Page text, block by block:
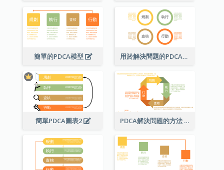
簡單的PDCA模型 用於解決問題的PDCA圖表
簡單PDCA圖表2 PDCA解決問題的方法